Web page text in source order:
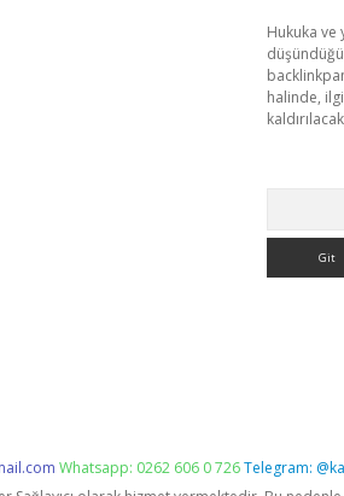
Hukuka ve
halinde,
Whatsapp: 0262 606 0 726Telegram: